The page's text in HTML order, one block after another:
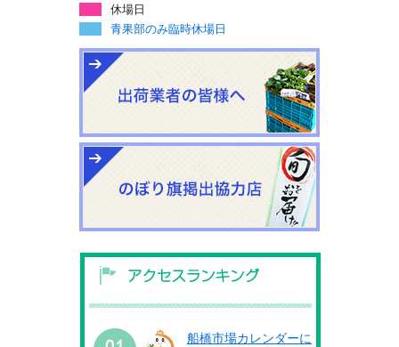
休場日
青果部のみ臨時休場日
船橋市場カレンダーに